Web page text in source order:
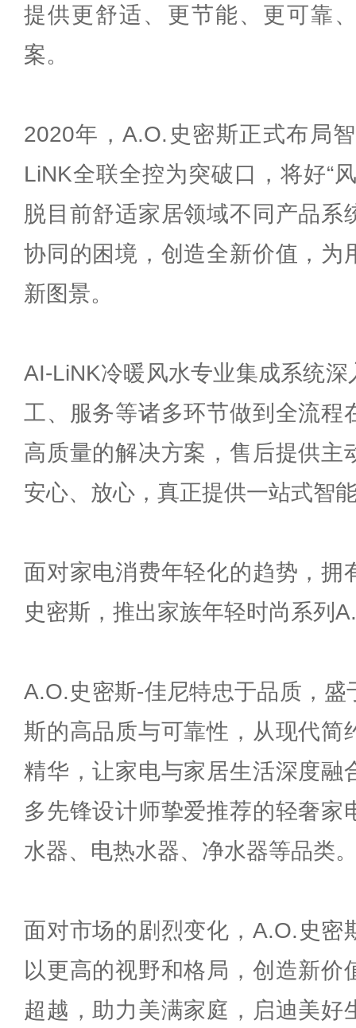
提供更舒适、更节能、更可靠
案。
2020年，A.O.史密斯正式布局
LiNK全联全控为突破口，将好“
脱目前舒适家居领域不同产品系
协同的困境，创造全新价值，为
新图景。
AI-LiNK冷暖风水专业集成系统
工、服务等诸多环节做到全流程
高质量的解决方案，售后提供主
安心、放心，真正提供一站式智
面对家电消费年轻化的趋势，拥
史密斯，推出家族年轻时尚系列
A.O.史密斯-佳尼特忠于品质，
斯的高品质与可靠性，从现代简
精华，让家电与家居生活深度融
多先锋设计师挚爱推荐的轻奢家
水器、电热水器、净水器等品类
面对市场的剧烈变化，A.O.史密
以更高的视野和格局，创造新价
超越，助力美满家庭，启迪美好